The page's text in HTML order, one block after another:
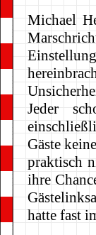
Michael
Jeder
Gäste
praktisch
ihre
hatte fast